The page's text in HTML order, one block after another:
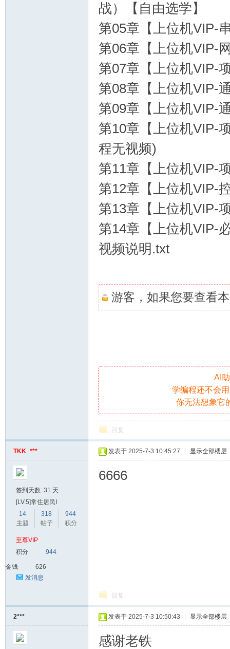
战）【自由选学】
第05章【上位机VIP-
第06章【上位机VIP-
第07章【上位机VIP-
第08章【上位机VIP-
第09章【上位机VIP-
第10章【上位机VIP-
程无视频)
第11章【上位机VIP-
第12章【上位机VIP-
第13章【上位机VIP-
第14章【上位机VIP-
视频说明.txt
游客，如果您要查看
AI
学编程还不会
你无法想象它
回复
TKK_***
签到天数: 31 天
[LV.5]常住居民I
14
主题
318
帖子
944
积分
至尊VIP
积分
944
金钱
626
发消息
发表于 2025-7-3 10:45:27 显示全部楼层
6666
回复
2*** 发表于 2025-7-3 10:50:43 显示全部楼层
感谢老铁